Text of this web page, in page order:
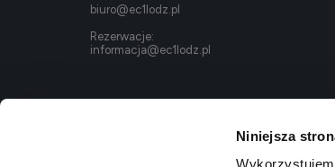
Niniejsza
biuro@ec1lodz.pl
Rezerwacje:
informacja@ec1lodz.pl